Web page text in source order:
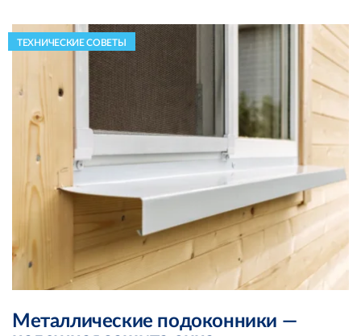
ТЕХНИЧЕСКИЕ СОВЕТЫ
Металлические подоконники —